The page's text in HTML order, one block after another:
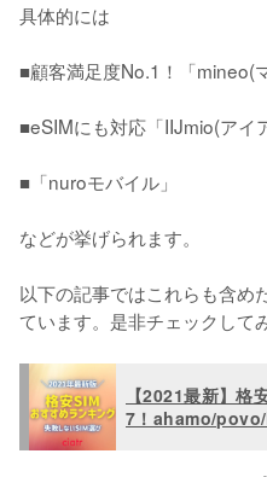
具体的には
■顧客満足度No.1！「mineo(
■eSIMにも対応「IIJmio(アイ
■「nuroモバイル」
などが挙げられます。
以下の記事ではこれらも含め
ています。是非チェックして
【2021最新】格
7！ahamo/povo/